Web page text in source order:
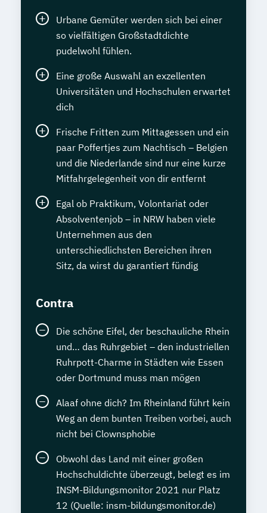
Urbane Gemüter werden sich bei einer
so vielfältigen Großstadtdichte
pudelwohl fühlen.
Eine große Auswahl an exzellenten
Universitäten und Hochschulen erwartet
dich
Frische Fritten zum Mittagessen und ein
paar Poffertjes zum Nachtisch – Belgien
und die Niederlande sind nur eine kurze
Mitfahrgelegenheit von dir entfernt
Egal ob Praktikum, Volontariat oder
Absolventenjob – in NRW haben viele
Unternehmen aus den
unterschiedlichsten Bereichen ihren
Sitz, da wirst du garantiert fündig
Contra
Die schöne Eifel, der beschauliche Rhein
und… das Ruhrgebiet – den industriellen
Ruhrpott-Charme in Städten wie Essen
oder Dortmund muss man mögen
Alaaf ohne dich? Im Rheinland führt kein
Weg an dem bunten Treiben vorbei, auch
nicht bei Clownsphobie
Obwohl das Land mit einer großen
Hochschuldichte überzeugt, belegt es im
INSM-Bildungsmonitor 2021 nur Platz
12 (Quelle: insm-bildungsmonitor.de)